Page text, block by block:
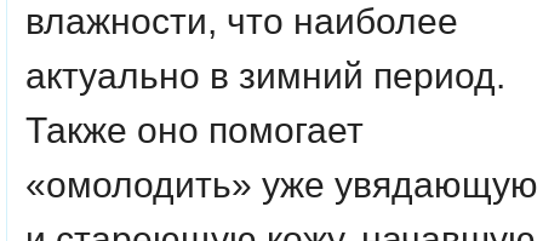
влажности, что наиболее
актуально в зимний период.
Также оно помогает
«омолодить» уже увядающую